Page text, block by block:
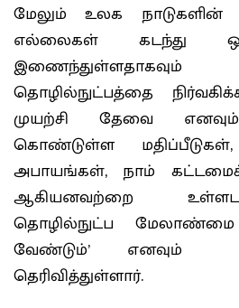
மேலும் உலக நாடுகளின்
எல்லைகள் கடந்து
தொழில்நுட்பத்தை
முயற்சி தேவை
கொண்டுள்ள
அபாயங்கள், நாம்
ஆகியனவற்றை
தொழில்நுட்ப
வேண்டும்’ எனவும்
தெரிவித்துள்ளார்.